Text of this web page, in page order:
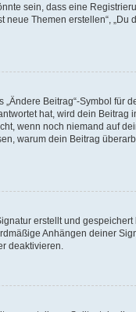
sein, dass eine
Themen erstellen“, „Du
Beitrag“-Symbol für
hat, wird dein Beitrag
wenn noch niemand auf
warum dein Beitrag
erstellt und gespeichert
Anhängen deiner
deaktivieren.